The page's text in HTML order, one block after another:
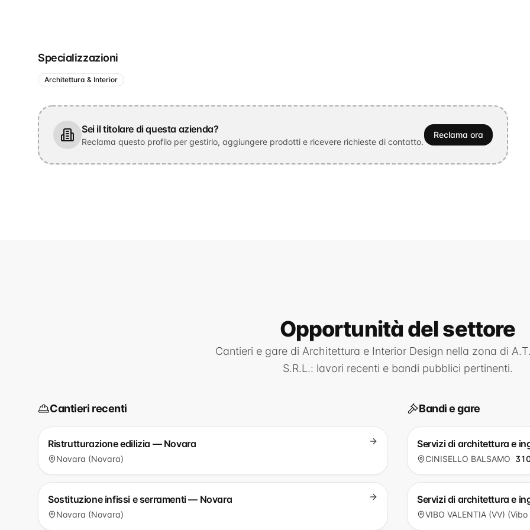
Specializzazioni
Architettura & Interior
Sei il titolare di questa azienda?
Reclama questo profilo per gestirlo, aggiungere prodotti e ricevere richieste di contatto.
Reclama ora
Opportunità del settore
Cantieri e gare di Architettura e Interior Design nella zona di
S.R.L.: lavori recenti e bandi pubblici pertinenti.
Cantieri recenti
Ristrutturazione edilizia — Novara
Novara (Novara)
Sostituzione infissi e serramenti — Novara
Novara (Novara)
Bandi e gare
Servizi di architettura e
CINISELLO BALSAMO
Servizi di architettura e
VIBO VALENTIA (VV)